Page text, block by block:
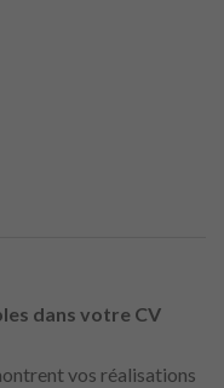
dans votre CV
vos réalisations